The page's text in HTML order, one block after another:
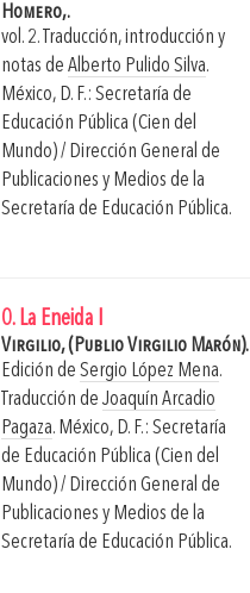
Homero,.
vol. 2. Traducción, introducción y
notas de Alberto Pulido Silva.
México, D. F.: Secretaría de
Educación Pública (Cien del
Mundo) / Dirección General de
Publicaciones y Medios de la
Secretaría de Educación Pública.
0. La Eneida I
Virgilio, (Publio Virgilio Marón).
Edición de Sergio López Mena.
Traducción de Joaquín Arcadio
Pagaza. México, D. F.: Secretaría
de Educación Pública (Cien del
Mundo) / Dirección General de
Publicaciones y Medios de la
Secretaría de Educación Pública.